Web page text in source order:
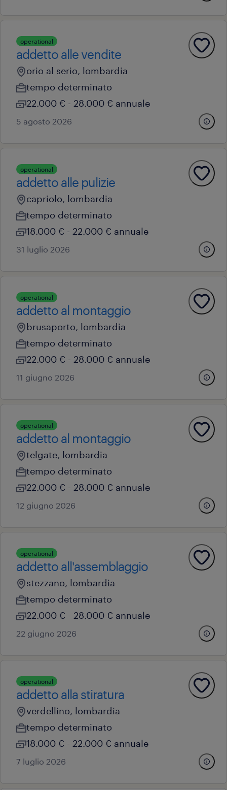
operational
addetto alle vendite
orio al serio, lombardia
tempo determinato
22.000 € - 28.000 € annuale
5 agosto 2026
operational
addetto alle pulizie
capriolo, lombardia
tempo determinato
18.000 € - 22.000 € annuale
31 luglio 2026
operational
addetto al montaggio
brusaporto, lombardia
tempo determinato
22.000 € - 28.000 € annuale
11 giugno 2026
operational
addetto al montaggio
telgate, lombardia
tempo determinato
22.000 € - 28.000 € annuale
12 giugno 2026
operational
addetto all'assemblaggio
stezzano, lombardia
tempo determinato
22.000 € - 28.000 € annuale
22 giugno 2026
operational
addetto alla stiratura
verdellino, lombardia
tempo determinato
18.000 € - 22.000 € annuale
7 luglio 2026